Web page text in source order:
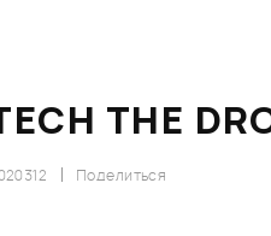
THE
Поделиться